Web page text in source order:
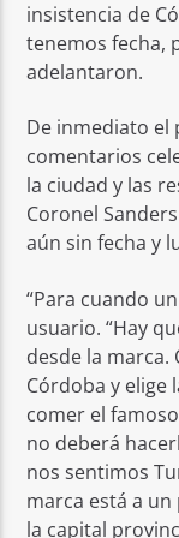
insistencia de
tenemos fecha,
adelantaron.
De inmediato el
comentarios
la ciudad y las
Coronel
aún sin fecha y
“Para cuando
usuario. “Hay
desde la
Córdoba y elige
comer el
no deberá
nos sentimos
marca está a
la capital